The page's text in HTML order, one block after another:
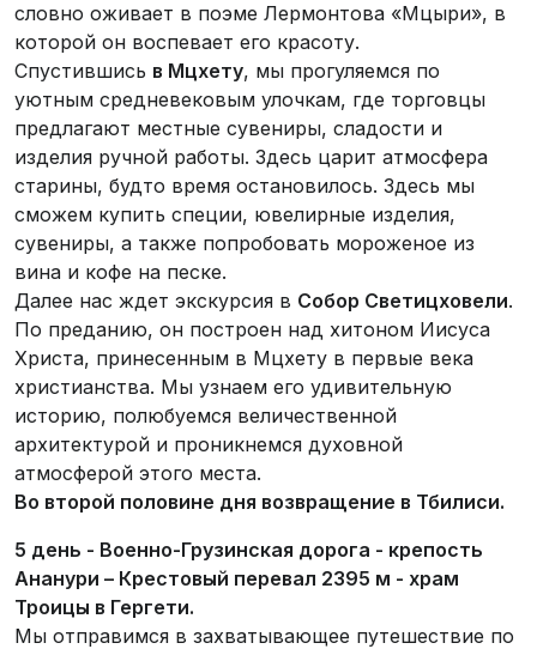
словно оживает в поэме Лермонтова «Мцыри», в
которой он воспевает его красоту.
Спустившись в Мцхету, мы прогуляемся по
уютным средневековым улочкам, где торговцы
предлагают местные сувениры, сладости и
изделия ручной работы. Здесь царит атмосфера
старины, будто время остановилось. Здесь мы
сможем купить специи, ювелирные изделия,
сувениры, а также попробовать мороженое из
вина и кофе на песке.
Далее нас ждет экскурсия в Собор Светицховели.
По преданию, он построен над хитоном Иисуса
Христа, принесенным в Мцхету в первые века
христианства. Мы узнаем его удивительную
историю, полюбуемся величественной
архитектурой и проникнемся духовной
атмосферой этого места.
Во второй половине дня возвращение в Тбилиси.
5 день - Военно-Грузинская дорога - крепость
Ананури – Крестовый перевал 2395 м - храм
Троицы в Гергети.
Мы отправимся в захватывающее путешествие по